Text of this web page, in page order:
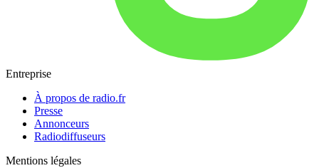
Entreprise
À propos de radio.fr
Presse
Annonceurs
Radiodiffuseurs
Mentions légales